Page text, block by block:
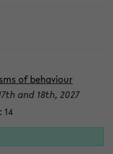
of behaviour
and 18th, 2027